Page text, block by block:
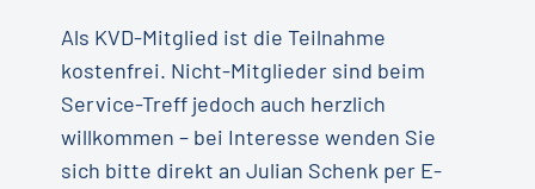
Als KVD-Mitglied ist die Teilnahme
kostenfrei. Nicht-Mitglieder sind beim
Service-Treff jedoch auch herzlich
willkommen – bei Interesse wenden Sie
sich bitte direkt an Julian Schenk per E-